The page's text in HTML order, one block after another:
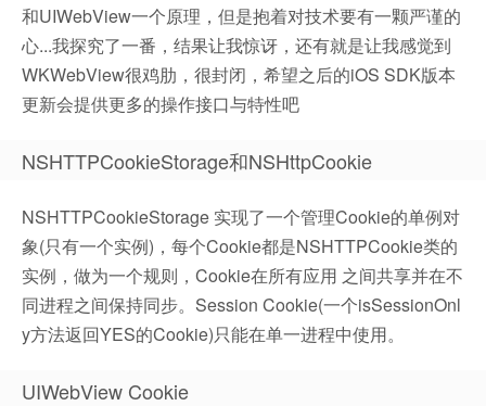
和UIWebView一个原理，但是抱着对技术要有一颗严谨的
心...我探究了一番，结果让我惊讶，还有就是让我感觉到
WKWebView很鸡肋，很封闭，希望之后的iOS SDK版本
更新会提供更多的操作接口与特性吧
NSHTTPCookieStorage和NSHttpCookie
NSHTTPCookieStorage 实现了一个管理Cookie的单例对
象(只有一个实例)，每个Cookie都是NSHTTPCookie类的
实例，做为一个规则，Cookie在所有应用 之间共享并在不
同进程之间保持同步。Session Cookie(一个isSessionOnl
y方法返回YES的Cookie)只能在单一进程中使用。
UIWebView Cookie